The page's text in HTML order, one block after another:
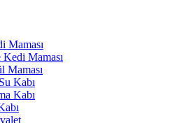
Maması
Maması
Maması
Kabı
Kabı